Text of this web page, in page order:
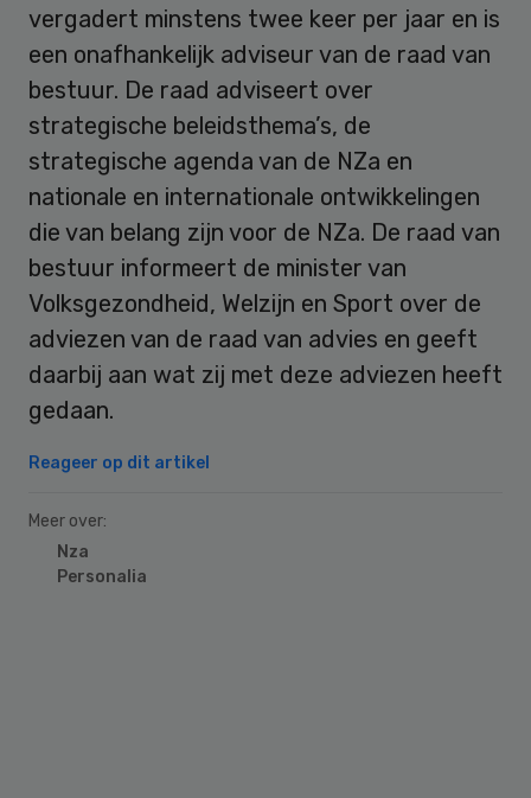
vergadert minstens twee keer per jaar en is
een onafhankelijk adviseur van de raad van
bestuur. De raad adviseert over
strategische beleidsthema’s, de
strategische agenda van de NZa en
nationale en internationale ontwikkelingen
die van belang zijn voor de NZa. De raad van
bestuur informeert de minister van
Volksgezondheid, Welzijn en Sport over de
adviezen van de raad van advies en geeft
daarbij aan wat zij met deze adviezen heeft
gedaan.
Reageer op dit artikel
Meer over:
Nza
Personalia